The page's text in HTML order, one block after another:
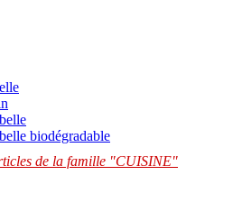
biodégradable
de la famille "CUISINE"